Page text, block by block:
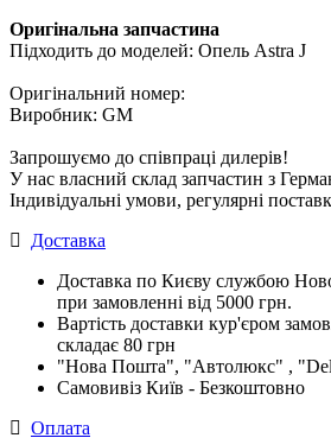
Оригінальна запчастина
Підходить до моделей: Опель Astra J
Оригінальний номер:
Виробник: GM
Запрошуємо до співпраці дилерів!
У нас власний склад запчастин з
Індивідуальні умови, регулярні
Доставка
Доставка по Києву службою
при замовленні від 5000 грн.
Вартість доставки кур'єром
складає 80 грн
"Нова Пошта", "Автолюкс" ,
Самовивіз Київ - Безкоштовно
Оплата